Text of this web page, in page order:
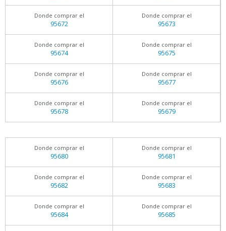
Donde comprar el
95672
Donde comprar el
95673
Donde comprar el
95674
Donde comprar el
95675
Donde comprar el
95676
Donde comprar el
95677
Donde comprar el
95678
Donde comprar el
95679
Donde comprar el
95680
Donde comprar el
95681
Donde comprar el
95682
Donde comprar el
95683
Donde comprar el
95684
Donde comprar el
95685